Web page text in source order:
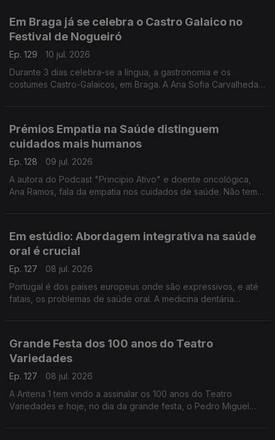
Em Braga já se celebra o Castro Galaico no
Festival de Nogueiró
Ep. 129
10 jul. 2026
Durante 3 dias celebra-se a língua, a gastronomia e os
costumes Castro-Galaicos, em Braga. A Ana Sofia Carvalheda
Prémios Empatia na Saúde distinguem
cuidados mais humanos
Ep. 128
09 jul. 2026
A autora do Podcast "Principio Ativo" e doente oncológica,
Ana Ramos, fala da empatia nos cuidados de saúde. Não tem
Em estúdio: Abordagem integrativa na saúde
oral é crucial
Ep. 127
08 jul. 2026
Portugal é dos países europeus onde são expressivos, e até
fatais, os problemas de saúde oral. A medicina dentária
Grande Festa dos 100 anos do Teatro
Variedades
Ep. 127
08 jul. 2026
A Antena 1 tem vindo a assinalar os 100 anos do Teatro
Variedades e hoje, no dia da grande festa, o Pedro Miguel